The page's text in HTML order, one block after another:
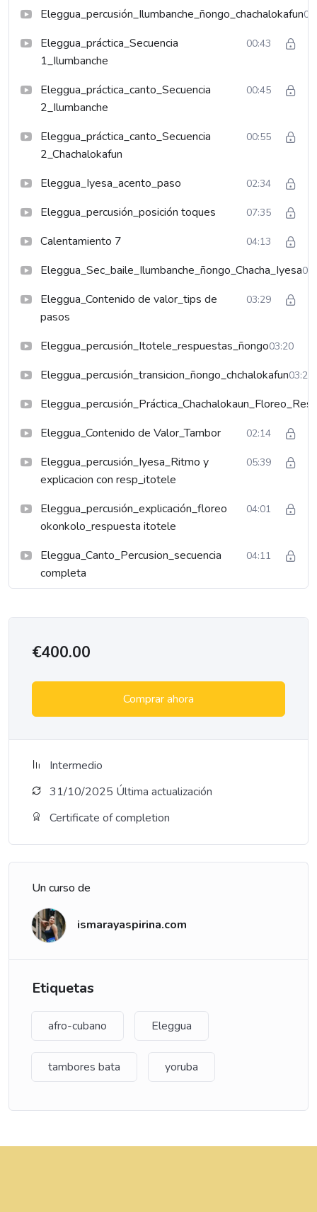
Eleggua_percusión_Ilumbanche_ñongo_chachalokafun
Eleggua_práctica_Secuencia
1_Ilumbanche
00:43
Eleggua_práctica_canto_Secuencia
2_Ilumbanche
00:45
Eleggua_práctica_canto_Secuencia
2_Chachalokafun
00:55
Eleggua_Iyesa_acento_paso 02:34
Eleggua_percusión_posición toques 07:35
Calentamiento 7 04:13
Eleggua_Sec_baile_Ilumbanche_ñongo_Chacha_Iyesa
Eleggua_Contenido de valor_tips de
pasos
03:29
Eleggua_percusión_Itotele_respuestas_ñongo03:20
Eleggua_percusión_transicion_ñongo_chchalokafun03:22
Eleggua_Contenido de Valor_Tambor
02:14
Eleggua_percusión_Iyesa_Ritmo y
explicacion con resp_itotele
05:39
Eleggua_percusión_explicación_floreo
okonkolo_respuesta itotele
04:01
Eleggua_Canto_Percusion_secuencia
completa
04:11
€400.00
Comprar ahora
Intermedio
31/10/2025 Última actualización
Certificate of completion
Un curso de
ismarayaspirina.com
Etiquetas
afro-cubano Eleggua
tambores bata yoruba